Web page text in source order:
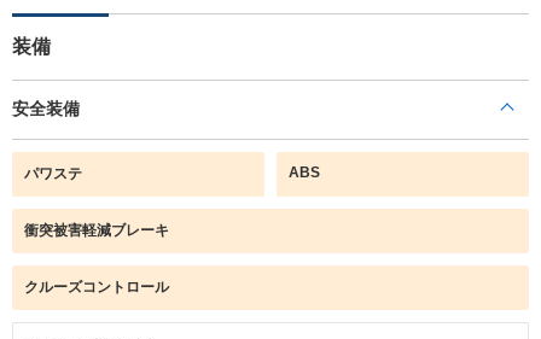
装備
安全装備
パワステ ABS
衝突被害軽減ブレーキ
クルーズコントロール